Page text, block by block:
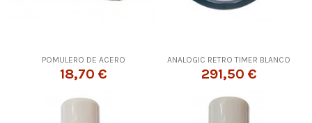
POMULERO DE ACERO
18,70 €
ANALOGIC RETRO TIMER BLANCO
291,50 €